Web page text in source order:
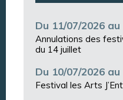
Du 11/07/2026
Annulations des
du 14 juillet
Du 10/07/2026
Festival les Arts